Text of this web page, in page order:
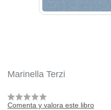
Marinella Terzi
Comenta y valora este libro